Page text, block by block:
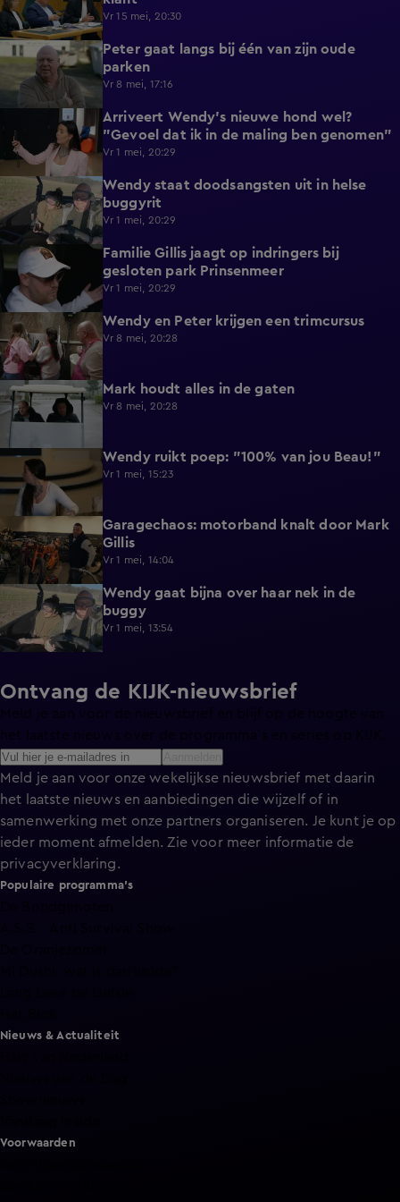
Vr 15 mei, 20:30
0:35
Peter gaat langs bij één van zijn oude
parken
Vr 8 mei, 17:16
Arriveert Wendy's nieuwe hond wel?
"Gevoel dat ik in de maling ben genomen"
Vr 1 mei, 20:29
Wendy staat doodsangsten uit in helse
buggyrit
Vr 1 mei, 20:29
3:30
Familie Gillis jaagt op indringers bij
gesloten park Prinsenmeer
Vr 1 mei, 20:29
5:55 Wendy en Peter krijgen een trimcursus
Vr 8 mei, 20:28
3:26 Mark houdt alles in de gaten
Vr 8 mei, 20:28
0:47 Wendy ruikt poep: "100% van jou Beau!"
Vr 1 mei, 15:23
0:47
Garagechaos: motorband knalt door Mark
Gillis
Vr 1 mei, 14:04
0:40
Wendy gaat bijna over haar nek in de
buggy
Vr 1 mei, 13:54
Ontvang de KIJK-nieuwsbrief
Meld je aan voor de nieuwsbrief en blijf op de hoogte van
het laatste nieuws over de programma’s en series op KIJK.
Meld je aan voor onze wekelijkse nieuwsbrief met daarin
het laatste nieuws en aanbiedingen die wijzelf of in
samenwerking met onze partners organiseren. Je kunt je op
ieder moment afmelden. Zie voor meer informatie de
privacyverklaring.
Populaire programma's
Nieuws & Actualiteit
Voorwaarden